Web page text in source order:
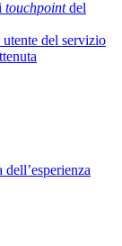
touchpointdel
del servizio